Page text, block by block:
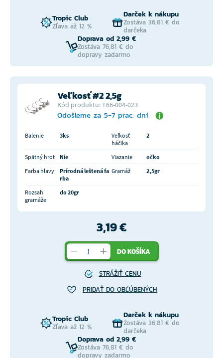
Tropic Club
Zľava až 12 %
Darček k nákupu
Zostáva 36,81 € do
darčeka
Doprava od 2,99 €
Zostáva 76,81 € do
dopravy zadarmo
Veľkosť #2 2,5g
Kód produktu: T66-004-023
Odošleme za 5-7 prac. dní
Balenie 3ks
Veľkosť
háčika
2
Spätný hrot Nie Viazanie
očko
Farba hlavy
Prírodná leštená fa
rba
Gramáž 2,5gr
Rozsah
gramáže
do 20gr
3,19 €
DO KOŠÍKA
STRÁŽIŤ CENU
PRIDAŤ DO OBĽÚBENÝCH
Tropic Club
Zľava až 12 %
Darček k nákupu
Zostáva 36,81 € do
darčeka
Doprava od 2,99 €
Zostáva 76,81 € do
dopravy zadarmo